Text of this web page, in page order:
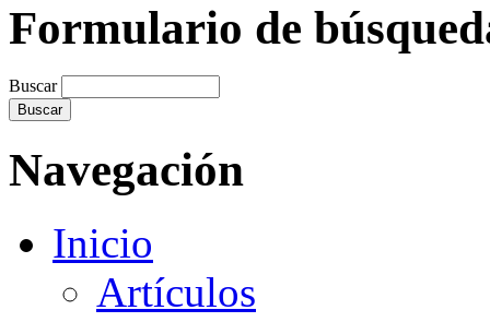
Formulario de
Buscar
Navegación
Inicio
Artículos